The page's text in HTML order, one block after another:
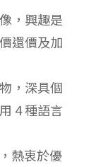
，興趣是
還價及加
，深具個
4 種語言
熱衷於優